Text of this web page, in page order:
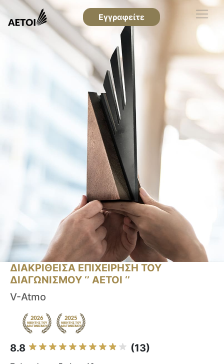
Εγγραφείτε
ΔΙΑΚΡΙΘΕΙΣΑ ΕΠΙΧΕΙΡΗΣΗ ΤΟΥ
ΔΙΑΓΩΝΙΣΜΟΥ ‘’ ΑΕΤΟΙ ‘’
V-Atmo
8.8 (13)